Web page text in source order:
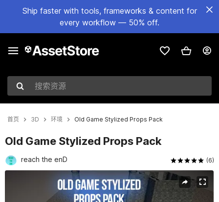
Ship faster with tools, frameworks & content for
every workflow — 50% off.
搜索资源
首页 3D 环境 Old Game Stylized Props Pack
Old Game Stylized Props Pack
reach the enD (6)
当前幻灯片：1 / 4